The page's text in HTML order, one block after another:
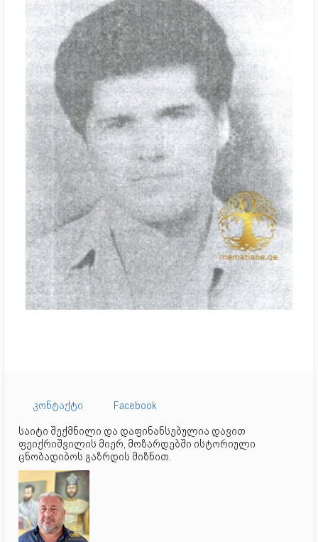
კონტაქტი
Facebook
საიტი შექმნილი და დაფინანსებულია დავით
ფეიქრიშვილის მიერ, მოზარდებში ისტორიული
ცნობადიბოს გაზრდის მიზნით.